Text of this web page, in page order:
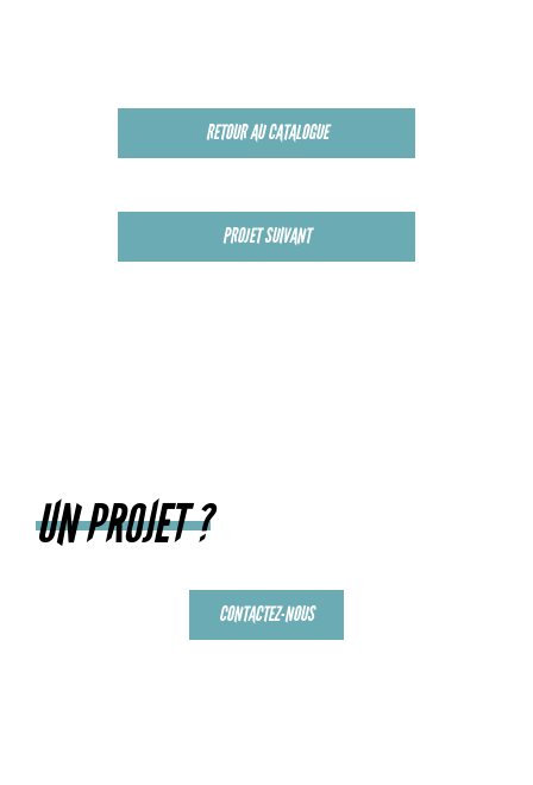
RETOUR AU CATALOGUE
PROJET SUIVANT
UN PROJET ?
CONTACTEZ-NOUS